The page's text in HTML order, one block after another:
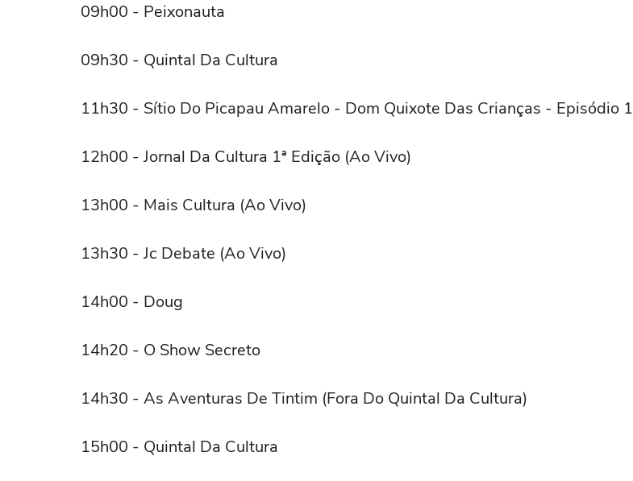
09h00 - Peixonauta
09h30 - Quintal Da Cultura
11h30 - Sítio Do Picapau Amarelo - Dom Quixote Das Crianças - Episódio 1
12h00 - Jornal Da Cultura 1ª Edição (Ao Vivo)
13h00 - Mais Cultura (Ao Vivo)
13h30 - Jc Debate (Ao Vivo)
14h00 - Doug
14h20 - O Show Secreto
14h30 - As Aventuras De Tintim (Fora Do Quintal Da Cultura)
15h00 - Quintal Da Cultura